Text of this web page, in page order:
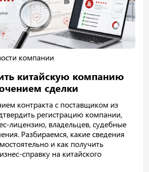
компании
китайскую компанию
сделки
контракта с поставщиком из
регистрацию компании,
лицензию, владельцев, судебные
Разбираемся, какие сведения
и как получить
справку на китайского